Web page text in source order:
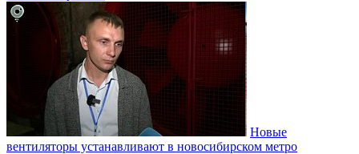
Новые
вентиляторы устанавливают в новосибирском метро